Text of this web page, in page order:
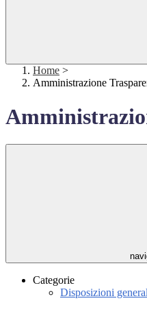
Home >
Amministrazione
Categorie
Disposizioni